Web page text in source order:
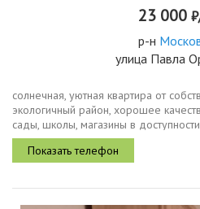
23 000
р-н
улица Павла
солнечная, уютная квартира от
экологичный район, хорошее
сады, школы, магазины в
техника, холодильник,
led...